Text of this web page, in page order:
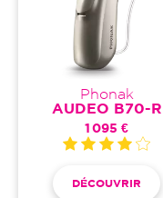
Phonak
AUDEO B70-R
1 095 €
DÉCOUVRIR